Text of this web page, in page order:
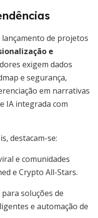
de projetos
e
exigem dados
e segurança,
em narrativas
IA integrada com
destacam-se:
e comunidades
e Crypto All-Stars.
soluções de
e automação de